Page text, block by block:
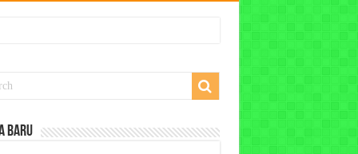
BARU